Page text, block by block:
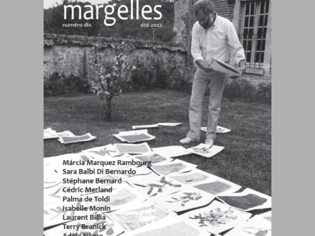
Fabrice Farre
Jos Garnier
Manuel Reynaud-Guideau
Marcel Dupertuis
Adelson Élias
Adèle Nègre